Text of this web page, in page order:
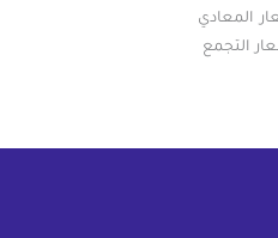
المعادي
التجمع